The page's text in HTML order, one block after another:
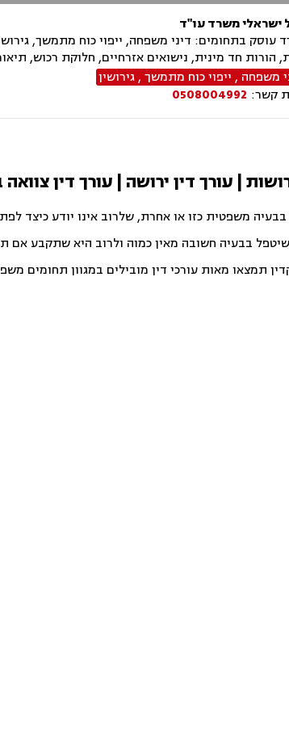
ישראלי משרד עו"ד
עוסק בתחומים: דיני משפחה, ייפוי כוח מתמשך,
הורות חד מינית, נישואים אזרחיים, חלוקת רכוש,
משפחה , ייפוי כוח מתמשך,גירושין
קשר: 0508004992
| עורך דין ירושה | עורך דין
משפטית כזו או אחרת, שלרוב אינו יודע כיצד
בבעיה חשובה מאין כמוה ולרוב היא שתקבע אם
תמצאו מאות עורכי דין מובילים במגוון תחומים